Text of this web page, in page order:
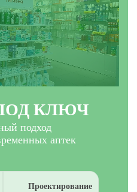
КЛЮЧ
подход
аптек
Проектирование